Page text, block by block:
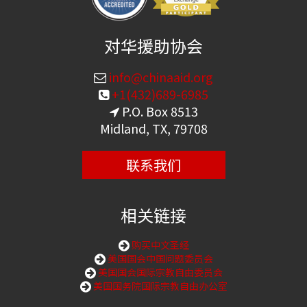
对华援助协会
info@chinaaid.org
+1(432)689-6985
P.O. Box 8513
Midland, TX, 79708
联系我们
相关链接
购买中文圣经
美国国会中国问题委员会
美国国会国际宗教自由委员会
美国国务院国际宗教自由办公室